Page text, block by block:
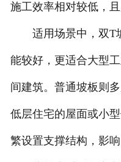
施工效率相对较低，
适用场景中，双T
能较好，更适合大型
间建筑。普通坡板则
低层住宅的屋面或小
繁设置支撑结构，影响